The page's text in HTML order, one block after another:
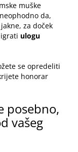
muške
da,
za doček
ulogu
se opredeliti
honorar
posebno,
vašeg